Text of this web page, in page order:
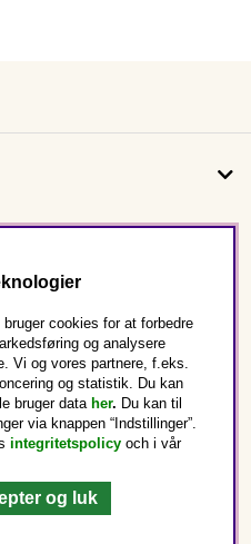
cookies for at forbedre
og analysere
Vi og vores partnere, f.eks.
og statistik. Du kan
bruger data her. Du kan til
via knappen “Indstillinger”.
integritetspolicy och i vår
og luk